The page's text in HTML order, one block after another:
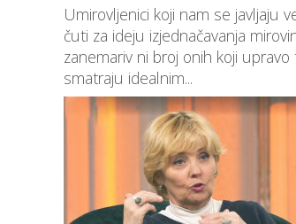
Umirovljenici koji nam se javljaju
čuti za ideju izjednačavanja
zanemariv ni broj onih koji upravo
smatraju idealnim...